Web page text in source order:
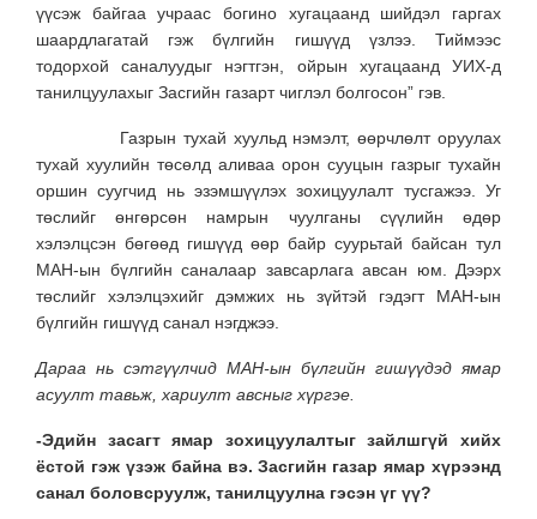
үүсэж байгаа учраас богино хугацаанд шийдэл гаргах
шаардлагатай гэж бүлгийн гишүүд үзлээ. Тиймээс
тодорхой саналуудыг нэгтгэн, ойрын хугацаанд УИХ-д
танилцуулахыг Засгийн газарт чиглэл болгосон” гэв.
Газрын тухай хуульд нэмэлт, өөрчлөлт оруулах
тухай хуулийн төсөлд аливаа орон сууцын газрыг тухайн
оршин суугчид нь эзэмшүүлэх зохицуулалт тусгажээ. Уг
төслийг өнгөрсөн намрын чуулганы сүүлийн өдөр
хэлэлцсэн бөгөөд гишүүд өөр байр суурьтай байсан тул
МАН-ын бүлгийн саналаар завсарлага авсан юм. Дээрх
төслийг хэлэлцэхийг дэмжих нь зүйтэй гэдэгт МАН-ын
бүлгийн гишүүд санал нэгджээ.
Дараа нь сэтгүүлчид МАН-ын бүлгийн гишүүдэд ямар
асуулт тавьж, хариулт авсныг хүргэе.
-Эдийн засагт ямар зохицуулалтыг зайлшгүй хийх
ёстой гэж үзэж байна вэ. Засгийн газар ямар хүрээнд
санал боловсруулж, танилцуулна гэсэн үг үү?